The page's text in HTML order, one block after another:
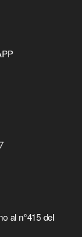
al n°415 del